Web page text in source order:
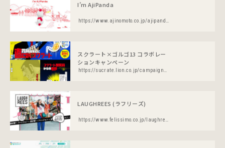
I’m AjiPanda
https://www.ajinomoto.co.jp/ajipanda/
スクラート×ゴルゴ13 コラボレー
ションキャンペーン
https://sucrate.lion.co.jp/campaign/golgo_special/
LAUGHREES (ラフリーズ)
https://www.felissimo.co.jp/laughrees/